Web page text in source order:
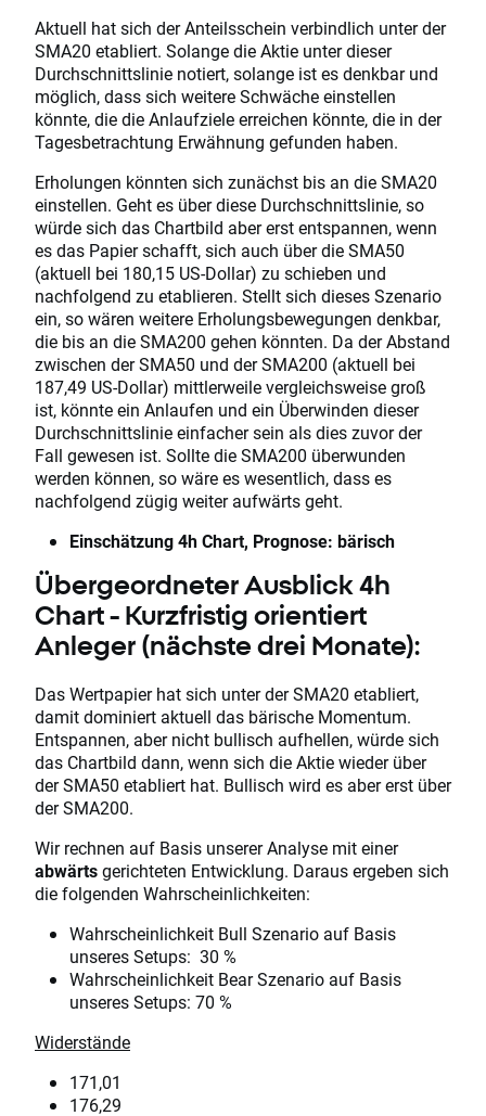
Aktuell hat sich der Anteilsschein verbindlich unter der
SMA20 etabliert. Solange die Aktie unter dieser
Durchschnittslinie notiert, solange ist es denkbar und
möglich, dass sich weitere Schwäche einstellen
könnte, die die Anlaufziele erreichen könnte, die in der
Tagesbetrachtung Erwähnung gefunden haben.
Erholungen könnten sich zunächst bis an die SMA20
einstellen. Geht es über diese Durchschnittslinie, so
würde sich das Chartbild aber erst entspannen, wenn
es das Papier schafft, sich auch über die SMA50
(aktuell bei 180,15 US-Dollar) zu schieben und
nachfolgend zu etablieren. Stellt sich dieses Szenario
ein, so wären weitere Erholungsbewegungen denkbar,
die bis an die SMA200 gehen könnten. Da der Abstand
zwischen der SMA50 und der SMA200 (aktuell bei
187,49 US-Dollar) mittlerweile vergleichsweise groß
ist, könnte ein Anlaufen und ein Überwinden dieser
Durchschnittslinie einfacher sein als dies zuvor der
Fall gewesen ist. Sollte die SMA200 überwunden
werden können, so wäre es wesentlich, dass es
nachfolgend zügig weiter aufwärts geht.
Einschätzung 4h Chart, Prognose: bärisch
Übergeordneter Ausblick 4h
Chart - Kurzfristig orientiert
Anleger (nächste drei Monate):
Das Wertpapier hat sich unter der SMA20 etabliert,
damit dominiert aktuell das bärische Momentum.
Entspannen, aber nicht bullisch aufhellen, würde sich
das Chartbild dann, wenn sich die Aktie wieder über
der SMA50 etabliert hat. Bullisch wird es aber erst über
der SMA200.
Wir rechnen auf Basis unserer Analyse mit einer
abwärtsgerichteten Entwicklung. Daraus ergeben sich
die folgenden Wahrscheinlichkeiten:
Wahrscheinlichkeit Bull Szenario auf Basis
unseres Setups: 30 %
Wahrscheinlichkeit Bear Szenario auf Basis
unseres Setups: 70 %
Widerstände
171,01
176,29